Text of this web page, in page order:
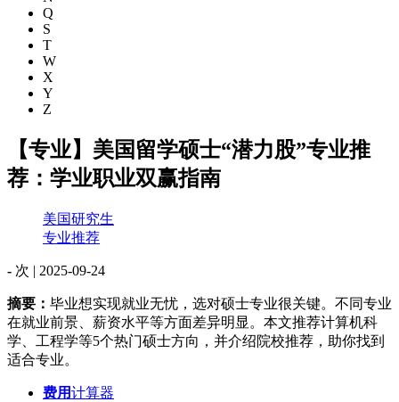
Q
S
T
W
X
Y
Z
【专业】美国留学硕士“潜力股”专业推
荐：学业职业双赢指南
美国研究生
专业推荐
- 次 | 2025-09-24
摘要： 毕业想实现就业无忧，选对硕士专业很关键。不同专业
在就业前景、薪资水平等方面差异明显。本文推荐计算机科
学、工程学等5个热门硕士方向，并介绍院校推荐，助你找到
适合专业。
费用计算器